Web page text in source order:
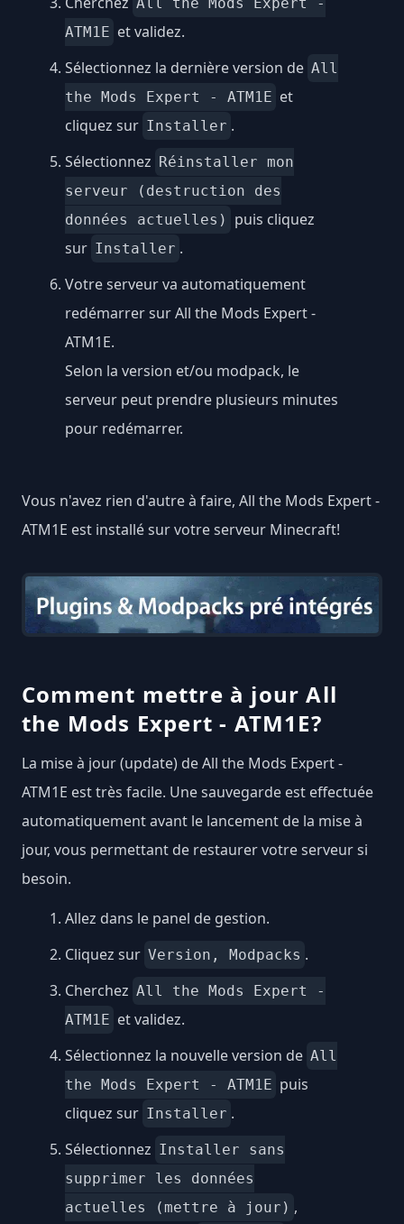
ATM1E et validez.
Sélectionnez la dernière version de All
the Mods Expert - ATM1E et
cliquez sur Installer .
Sélectionnez Réinstaller mon
serveur (destruction des
données actuelles)
puis cliquez
sur Installer .
Votre serveur va automatiquement
redémarrer sur All the Mods Expert -
ATM1E.
Selon la version et/ou modpack, le
serveur peut prendre plusieurs minutes
pour redémarrer.
Vous n'avez rien d'autre à faire, All the Mods Expert -
ATM1E est installé sur votre serveur Minecraft!
Comment mettre à jour All
the Mods Expert - ATM1E?
La mise à jour (update) de All the Mods Expert -
ATM1E est très facile. Une sauvegarde est effectuée
automatiquement avant le lancement de la mise à
jour, vous permettant de restaurer votre serveur si
besoin.
Allez dans le panel de gestion.
Cliquez sur Version, Modpacks .
Cherchez All the Mods Expert -
ATM1E et validez.
Sélectionnez la nouvelle version de All
the Mods Expert - ATM1E puis
cliquez sur Installer .
Sélectionnez Installer sans
supprimer les données
actuelles (mettre à jour) ,